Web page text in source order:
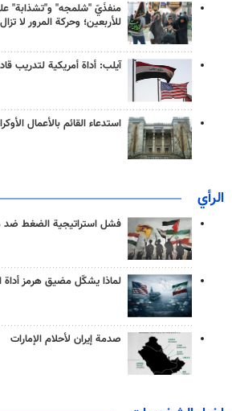
منفذَيّ "شلمجه" و"تشذابة"
للأربعين؛ وحركة المرور لا
آيلب: أداة أمريكية لتدريب
استدعاء القائم بالأعمال
الرأي
فشل استراتيجية الضغط ضد
لماذا يشكّل مضيق هرمز أداة
صدمة إيران لأحلام الإمارات